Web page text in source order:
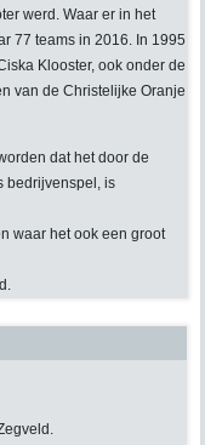
werd. Waar er in het
77 teams in 2016. In 1995
Klooster, ook onder de
van de Christelijke Oranje
dat het door de
bedrijvenspel, is
waar het ook een groot